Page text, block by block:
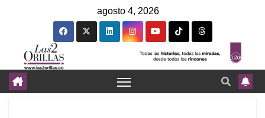
agosto 4, 2026